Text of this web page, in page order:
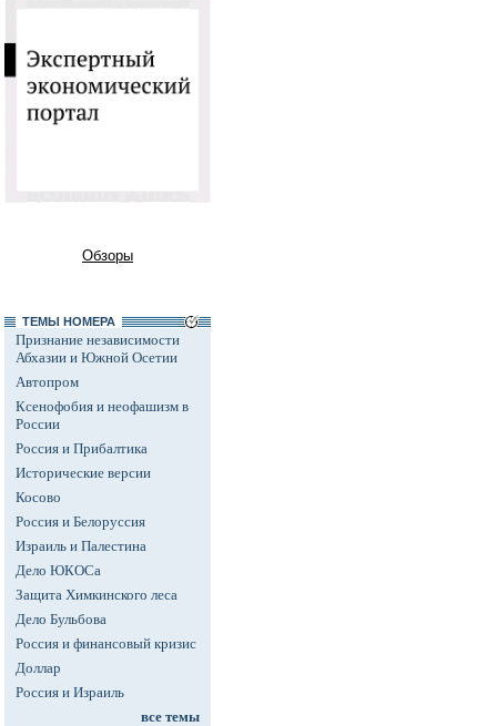
Обзоры
ТЕМЫ НОМЕРА
Признание независимости
Абхазии и Южной Осетии
Автопром
Ксенофобия и неофашизм в
России
Россия и Прибалтика
Исторические версии
Косово
Россия и Белоруссия
Израиль и Палестина
Дело ЮКОСа
Защита Химкинского леса
Дело Бульбова
Россия и финансовый кризис
Доллар
Россия и Израиль
все темы